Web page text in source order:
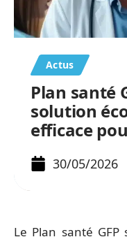
Actus
Plan santé
solution
efficace
30/05/2026
Le Plan santé GFP